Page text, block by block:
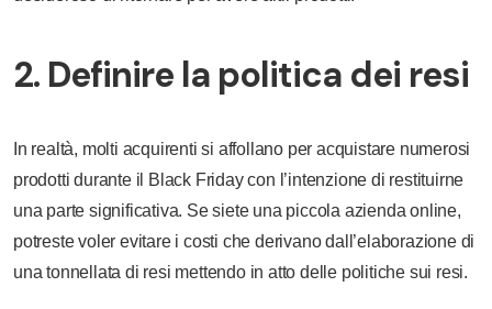
2. Definire la politica dei resi
In realtà, molti acquirenti si affollano per acquistare numerosi
prodotti durante il Black Friday con l’intenzione di restituirne
una parte significativa. Se siete una piccola azienda online,
potreste voler evitare i costi che derivano dall’elaborazione di
una tonnellata di resi mettendo in atto delle politiche sui resi.